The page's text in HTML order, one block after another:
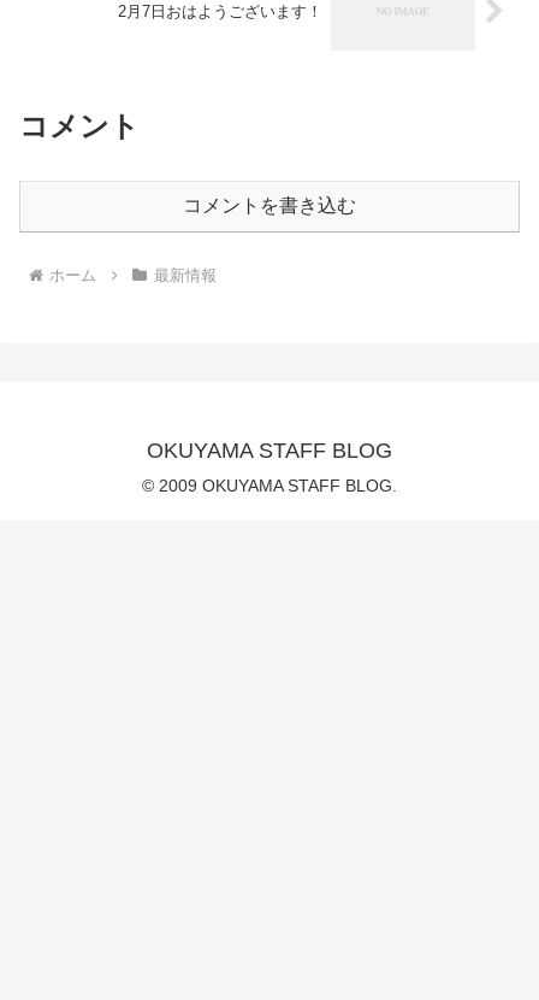
2月7日おはようございます！
コメント
コメントを書き込む
ホーム 最新情報
OKUYAMA STAFF BLOG
© 2009 OKUYAMA STAFF BLOG.